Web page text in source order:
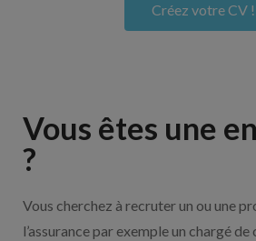
Créez votre CV !
Vous êtes une
?
Vous cherchez à recruter un ou une
l’assurance par exemple un chargé